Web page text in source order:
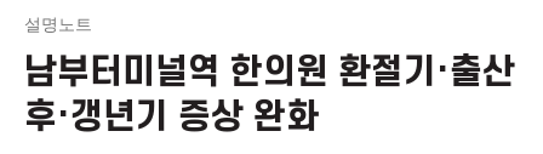
설명노트
남부터미널역 한의원 환절기·출산
후·갱년기 증상 완화